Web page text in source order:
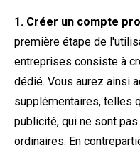
1. Créer un compte
première étape de
entreprises consiste à
dédié. Vous aurez ainsi
supplémentaires, telles
publicité, qui ne sont
ordinaires. En